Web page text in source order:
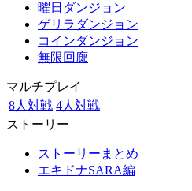
曜日ダンジョン
ゲリラダンジョン
コインダンジョン
無限回廊
マルチプレイ
8人対戦 4人対戦
ストーリー
ストーリーまとめ
エキドナSARA編